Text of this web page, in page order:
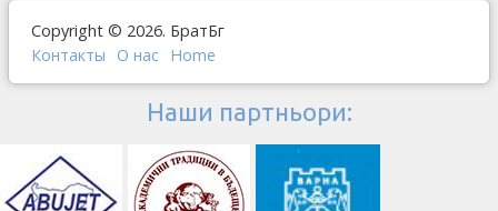
Copyright © 2026. БратБг
Контакты
О наc Home
Наши партньори: